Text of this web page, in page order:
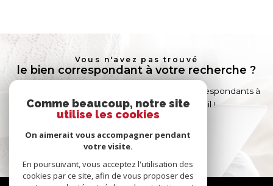
Vous n'avez pas trouvé
le bien correspondant à votre recherche ?
Créer une alerte email et recevez les biens correspondants à
votre recherche dans votre boîte mail !
créer l'alerte
Comme beaucoup, notre site
utilise les cookies
On aimerait vous accompagner pendant
votre visite.
En poursuivant, vous acceptez l'utilisation des
cookies par ce site, afin de vous proposer des